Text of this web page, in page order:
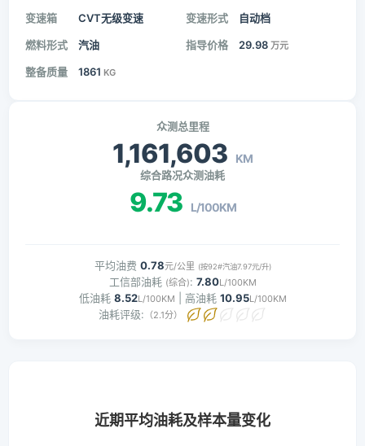
变速箱 CVT无级变速 变速形式 自动档
燃料形式 汽油 指导价格 29.98 万元
整备质量 1861 KG
众测总里程
1,161,603 KM
综合路况众测油耗
9.73 L/100KM
平均油费 0.78元/公里 (按92#汽油7.97元/升)
工信部油耗 (综合): 7.80L/100KM
低油耗 8.52L/100KM | 高油耗 10.95L/100KM
油耗评级: （2.1分）